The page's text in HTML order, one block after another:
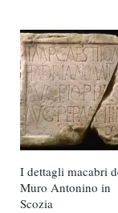
I dettagli macabri
Muro Antonino in
Scozia